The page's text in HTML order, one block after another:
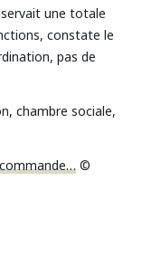
une totale
constate le
pas de
chambre sociale,
©